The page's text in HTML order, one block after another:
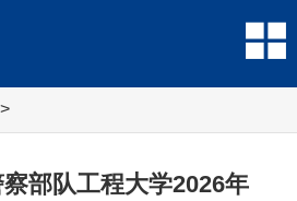
>
部队工程大学2026年